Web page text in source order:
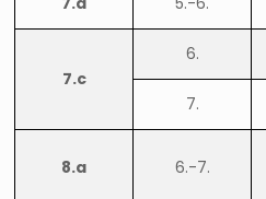
7.c
6.
7.
8.a 6.-7.